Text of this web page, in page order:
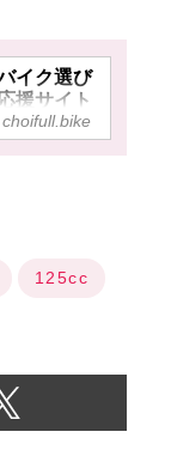
イク選び
援サイト
choifull.bike
125cc